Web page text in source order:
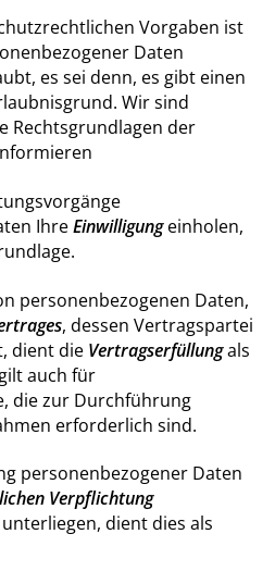
Vorgaben ist
Daten
es sei denn, es gibt einen
Wir sind
Rechtsgrundlagen der
IhreEinwilligungeinholen,
personenbezogenen Daten,
, dessen Vertragspartei
dient die Vertragserfüllungals
auch für
die zur Durchführung
erforderlich sind.
personenbezogener Daten
Verpflichtung
dient dies als